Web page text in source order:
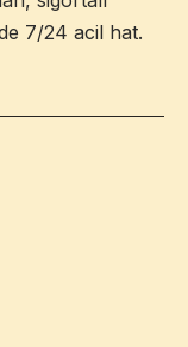
7/24 acil hat.